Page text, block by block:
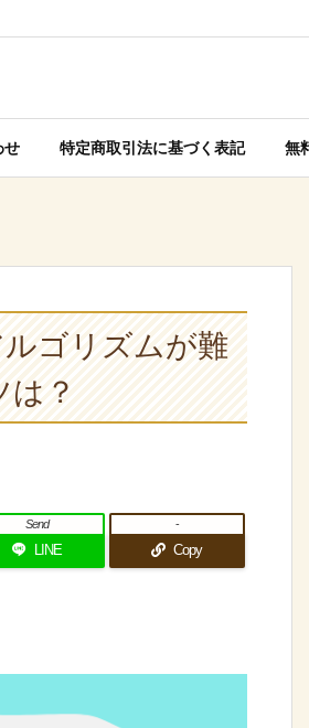
せ 特定商取引法に基づく表記 無
ゴリズムが難
？
LINE
Send
Copy
-